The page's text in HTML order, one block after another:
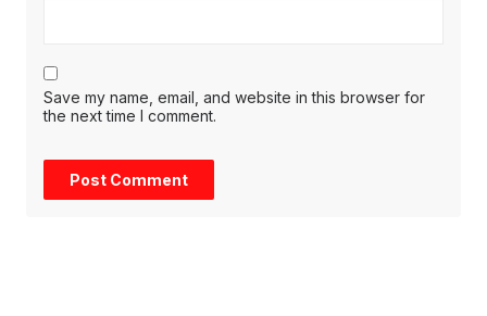
Save my name, email, and website in this browser for
the next time I comment.